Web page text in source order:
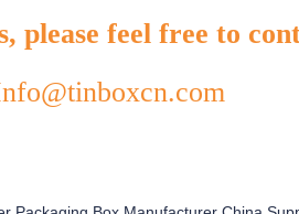
please feel free to